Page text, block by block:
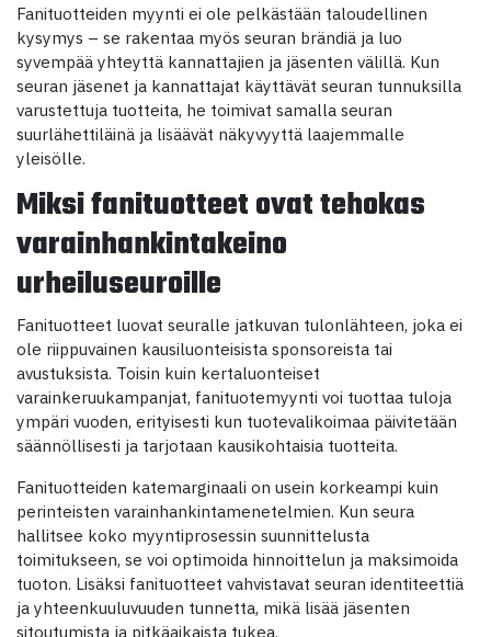
Fanituotteiden myynti ei ole pelkästään taloudellinen
kysymys – se rakentaa myös seuran brändiä ja luo
syvempää yhteyttä kannattajien ja jäsenten välillä. Kun
seuran jäsenet ja kannattajat käyttävät seuran tunnuksilla
varustettuja tuotteita, he toimivat samalla seuran
suurlähettiläinä ja lisäävät näkyvyyttä laajemmalle
yleisölle.
Miksi fanituotteet ovat tehokas
varainhankintakeino
urheiluseuroille
Fanituotteet luovat seuralle jatkuvan tulonlähteen, joka ei
ole riippuvainen kausiluonteisista sponsoreista tai
avustuksista. Toisin kuin kertaluonteiset
varainkeruukampanjat, fanituotemyynti voi tuottaa tuloja
ympäri vuoden, erityisesti kun tuotevalikoimaa päivitetään
säännöllisesti ja tarjotaan kausikohtaisia tuotteita.
Fanituotteiden katemarginaali on usein korkeampi kuin
perinteisten varainhankintamenetelmien. Kun seura
hallitsee koko myyntiprosessin suunnittelusta
toimitukseen, se voi optimoida hinnoittelun ja maksimoida
tuoton. Lisäksi fanituotteet vahvistavat seuran identiteettiä
ja yhteenkuuluvuuden tunnetta, mikä lisää jäsenten
sitoutumista ja pitkäaikaista tukea.